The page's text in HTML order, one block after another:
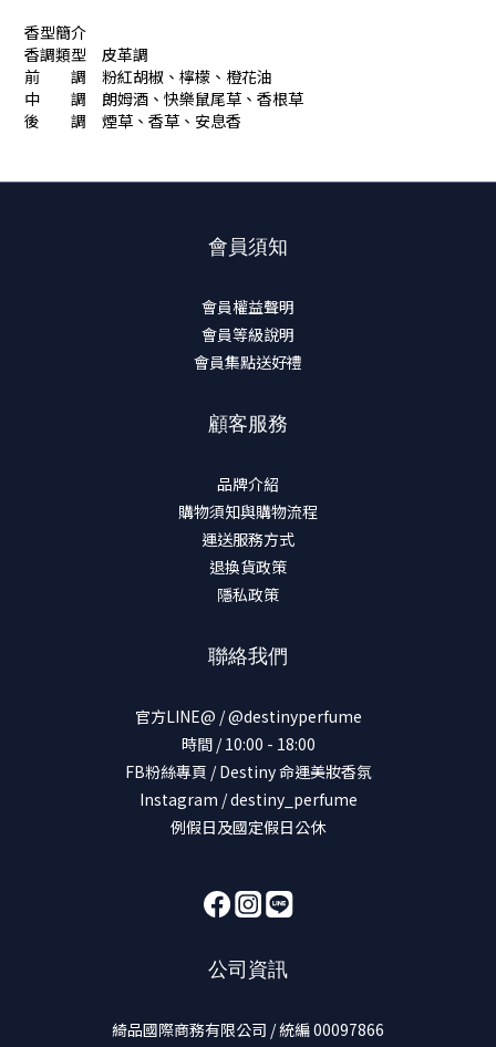
香型簡介
香調類型 皮革調
前 調 粉紅胡椒、檸檬、橙花油
中 調 朗姆酒、快樂鼠尾草、香根草
後 調 煙草、香草、安息香
會員須知
會員權益聲明
會員等級說明
會員集點送好禮
顧客服務
品牌介紹
購物須知與購物流程
運送服務方式
退換貨政策
隱私政策
聯絡我們
官方LINE@ / @destinyperfume
時間 / 10:00 - 18:00
FB粉絲專頁 / Destiny 命運美妝香氛
Instagram / destiny_perfume
例假日及國定假日公休
公司資訊
綺品國際商務有限公司 / 統編 00097866